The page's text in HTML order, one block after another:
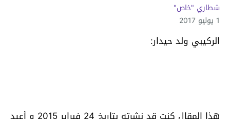
شطاري "خاص"
1 يوليو 2017
الركيبي ولد حيدار: